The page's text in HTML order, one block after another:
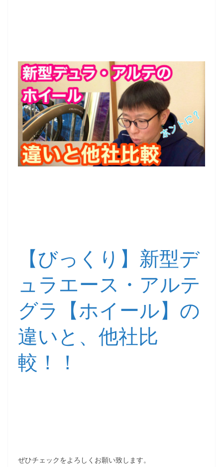
【びっくり】新型デ
ュラエース・アルテ
グラ【ホイール】の
違いと、他社比
較！！
ぜひチェックをよろしくお願い致します。